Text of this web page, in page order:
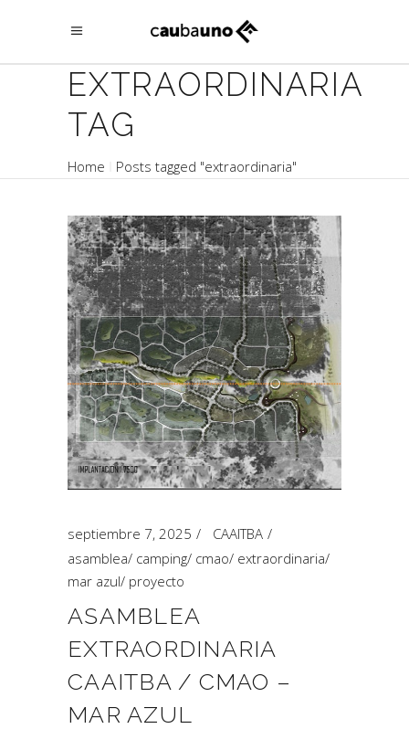
EXTRAORDINARIA
TAG
Home Posts tagged "extraordinaria"
septiembre 7, 2025
CAAITBA
asamblea/ camping/ cmao/ extraordinaria/
mar azul/ proyecto
ASAMBLEA
EXTRAORDINARIA
CAAITBA / CMAO –
MAR AZUL